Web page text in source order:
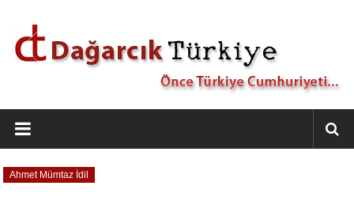
Dağarcık
Türkiye
Önce
Türkiye
Ahmet Mümtaz İdil